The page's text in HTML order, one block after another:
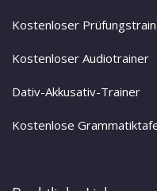
Kostenloser
Kostenloser Audiotrainer
Dativ-Akkusativ-Trainer
Kostenlose